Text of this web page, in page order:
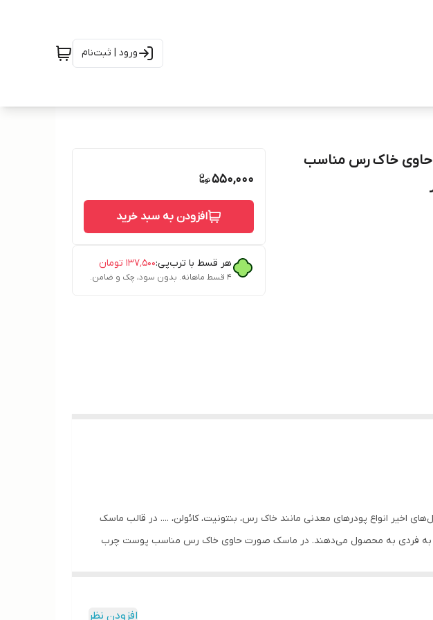
ورود | ثبت‌نام
خاک رس مناسب
550,000
افزودن به سبد خرید
هر قسط با ترب‌پی:۱۳۷٬۵۰۰ تومان
۴ قسط ماهانه. بدون سود، چک و ضامن.
اخیر انواع پودرهای معدنی مانند خاک رس، بنتونیت، کائولن، .... در قالب ماسک
به فردی به محصول می‌دهند. در ماسک صورت حاوی خاک رس مناسب پوست چرب
افزودن نظر